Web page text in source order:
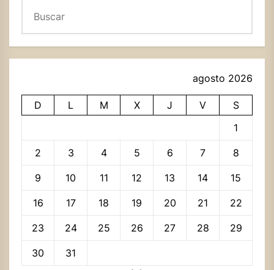
agosto 2026
D L M X J V
S
1
2 3 4 5 6 7 8
9 10 11 12 13 14 15
16 17 18 19 20 21 22
23 24 25 26 27 28 29
30
31